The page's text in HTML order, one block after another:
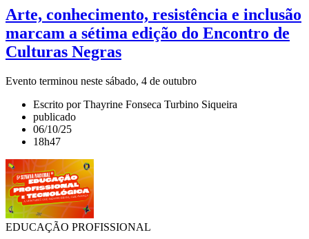
Arte, conhecimento, resistência e inclusão
marcam a sétima edição do Encontro de
Culturas Negras
Evento terminou neste sábado, 4 de outubro
Escrito por Thayrine Fonseca Turbino Siqueira
publicado
06/10/25
18h47
EDUCAÇÃO PROFISSIONAL